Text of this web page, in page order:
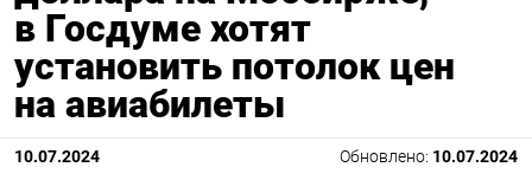
в Госдуме хотят
установить потолок цен
на авиабилеты
10.07.2024 Обновлено: 10.07.2024